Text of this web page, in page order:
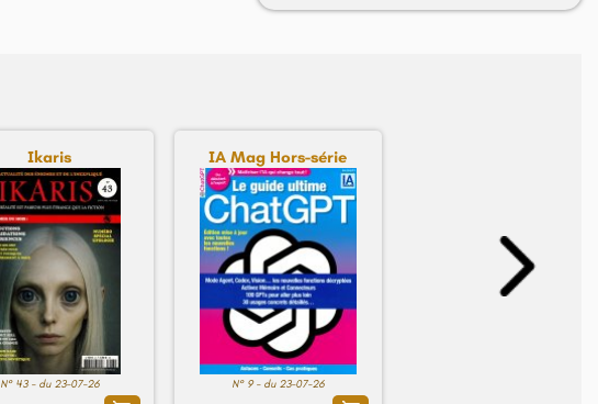
Ikaris
N° 43 - du 23-07-26
IA Mag Hors-série
N° 9 - du 23-07-26